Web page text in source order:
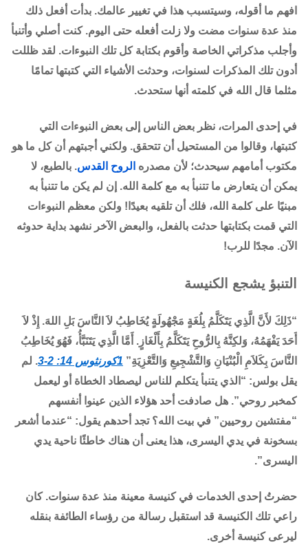
افهم ما أقوله، وسيتسبب هذا في تغيير عالمك. بدأت أفعل ذلك
منذ عدة سنوات مضت ولا زلت أفعله حتى اليوم. كنت أصلي وأتنبأ
وأجلب مذكراتي الخاصة وأقوم بكتابة كل تلك النبوءات. لقد ظللت
أدون تلك المذكرات لسنوات، وحدثت الأشياء التي كتبتها تمامًا
مثلما قال الله في كلمته أنها ستحدث.
في إحدى المرات، نظر بعض الناس إلى بعض النبوءات التي
كتبتها، وقالوا من المستحيل أن تتحقق. ولكني أجبتهم أن كل ما هو
مكتوب أمامهم سيحدث؛ لأن مصدره الروح القدس. بالطبع، لا
يمكن أن يتعارض ما تتنبأ به مع كلمة الله. إن لم يكن ما تتنبأ به
مبنيًا على كلمة الله، فلك أن تلقيه بعيدًا! ولكن معظم النبوءات
التي قمت بكتابتها حدثت بالفعل، والبعض الآخر نشهد بداية حدوثه
الآن. مجدًا للرب!
التنبؤ يشجع الكنيسة
“ذَلِكَ لأَنَّ الَّذِي يَتَكَلَّمُ بِلُغَةٍ مَجْهُولَةٍ يُخَاطِبُ لاَ النَّاسَ بَلِ اللهَ. إِذْ لاَ
أَحَدَ يَفْهَمُهُ، وَلكِنَّهُ بِالرُّوحِ يَتَكَلَّمُ بِأَلْغَازٍ. أَمَّا الَّذِي يَتَنَبَّأُ، فَهُوَ يُخَاطِبُ
النَّاسَ بِكَلاَمِ الْبُنْيَانِ وَالتَّشْجِيعِ وَالتَّعْزِيَةِ” 1كورنثوس 14: 2-3
. لم
يقل بولس: “الذي يتنبأ يتكلم للناس ليصطاد الخطاة أو ليعمل
كمخبر روحي”. هل صادفت أحد هؤلاء الذين عينوا أنفسهم
“مفتشين روحيين” في بيت الله؟ تجد أحدهم يقول: “عندما أشعر
بسخونة في يدي اليسرى، هذا يعنى أن هناك خاطئًا ناحية يدي
اليسرى”.
حضرتُ إحدى الخدمات في كنيسة معينة منذ عدة سنوات. كان
راعي تلك الكنيسة قد استقبل رسالة من رؤساء الطائفة بنقله
ليرعى كنيسة أخرى.